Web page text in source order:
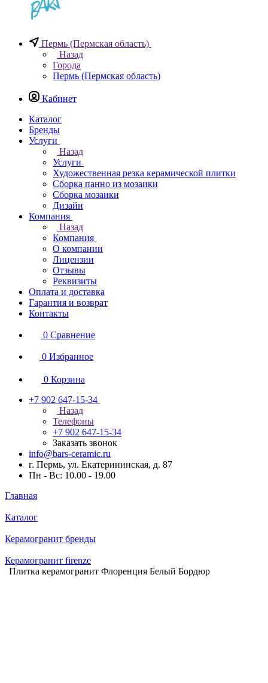
Пермь (Пермская область)
Назад
Города
Пермь (Пермская область)
Кабинет
Каталог
Бренды
Услуги
Назад
Услуги
Художественная резка керамической плитки
Сборка панно из мозаики
Сборка мозаики
Дизайн
Компания
Назад
Компания
О компании
Лицензии
Отзывы
Реквизиты
Оплата и доставка
Гарантия и возврат
Контакты
0 Сравнение
0 Избранное
0 Корзина
+7 902 647-15-34
Назад
Телефоны
+7 902 647-15-34
Заказать звонок
info@bars-ceramic.ru
г. Пермь, ул. Екатерининская, д. 87
Пн - Вс: 10.00 - 19.00
Главная
Каталог
Керамогранит бренды
Керамогранит firenze
Плитка керамогранит Флоренция Белый Бордюр